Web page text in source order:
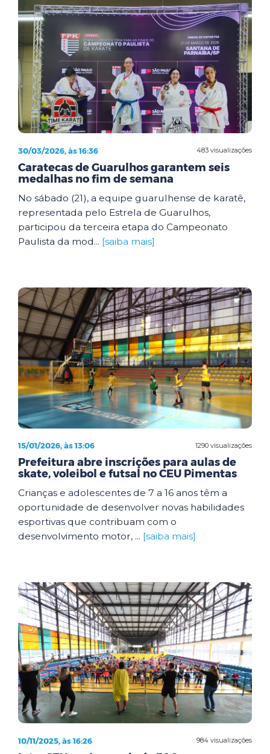
483 visualizações
30/03/2026, às 16:36
Caratecas de Guarulhos garantem seis
medalhas no fim de semana
No sábado (21), a equipe guarulhense de karatê,
representada pelo Estrela de Guarulhos,
participou da terceira etapa do Campeonato
Paulista da mod... [saiba mais]
1290 visualizações
15/01/2026, às 13:06
Prefeitura abre inscrições para aulas de
skate, voleibol e futsal no CEU Pimentas
Crianças e adolescentes de 7 a 16 anos têm a
oportunidade de desenvolver novas habilidades
esportivas que contribuam com o
desenvolvimento motor, ... [saiba mais]
984 visualizações
10/11/2025, às 16:26